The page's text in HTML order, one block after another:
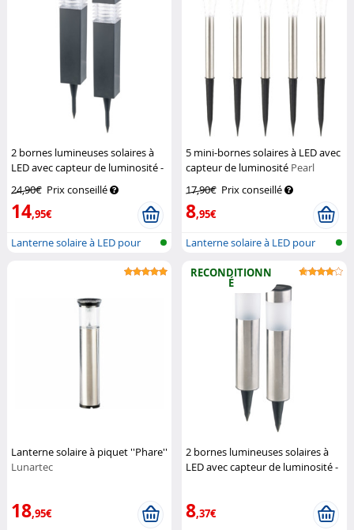
2 bornes lumineuses solaires à
LED avec capteur de luminosité -
24,90€ Prix conseillé
14,95€
Lanterne solaire à LED pour
5 mini-bornes solaires à LED avec
capteur de luminosité Pearl
17,90€ Prix conseillé
8,95€
Lanterne solaire à LED pour
Lanterne solaire à piquet ''Phare''
Lunartec
18,95€
RECONDITIONN
É
2 bornes lumineuses solaires à
LED avec capteur de luminosité -
8,37€